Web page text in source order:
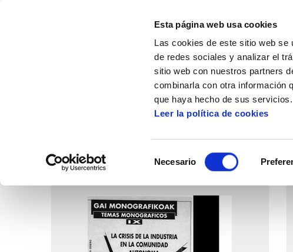
Esta página web usa cookies
Las cookies de este sitio web se
de redes sociales y analizar el
sitio web con nuestros partners
combinarla con otra información
que haya hecho de sus servicios.
Leer la política de cookies
Necesario
Centro de documentación Gai